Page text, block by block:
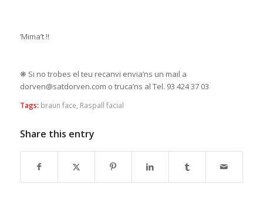
‘Mima’t !!
❋ Si no trobes el teu recanvi envia’ns un mail a
dorven@satdorven.com o truca’ns al Tel. 93 424 37 03
Tags: braun face Raspall facial
Share this entry